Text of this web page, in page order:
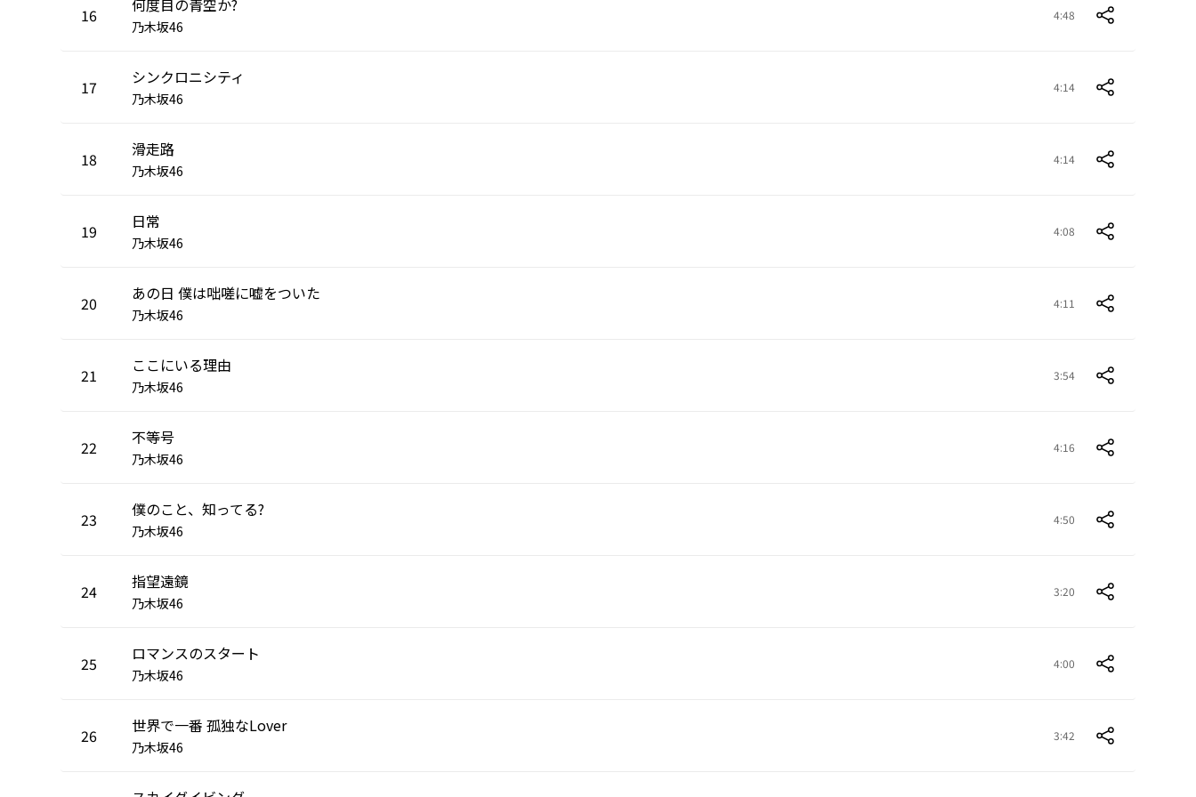
16
乃木坂46
4:48
17 シンクロニシティ
乃木坂46
4:14
18 滑走路
乃木坂46
4:14
19 日常
乃木坂46
4:08
20 あの日 僕は咄嗟に嘘をついた
乃木坂46
4:11
21 ここにいる理由
乃木坂46
3:54
22 不等号
乃木坂46
4:16
23 僕のこと、知ってる?
乃木坂46
4:50
24 指望遠鏡
乃木坂46
3:20
25 ロマンスのスタート
乃木坂46
4:00
26 世界で一番 孤独なLover
乃木坂46
3:42